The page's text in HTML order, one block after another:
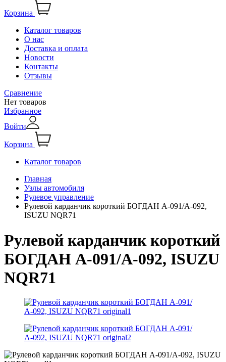
Корзина
Каталог товаров
О нас
Доставка и оплата
Новости
Контакты
Отзывы
Сравнение
Нет товаров
Избранное
Войти
Корзина
Каталог товаров
Главная
Узлы автомобиля
Рулевое управление
Рулевой карданчик короткий БОГДАН А-091/А-092,
ISUZU NQR71
Рулевой карданчик короткий
БОГДАН А-091/А-092, ISUZU
NQR71